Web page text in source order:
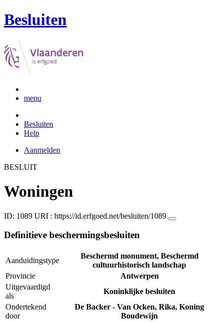
Besluiten
menu
Besluiten
Help
Aanmelden
BESLUIT
Woningen
ID: 1089 URI : https://id.erfgoed.net/besluiten/1089
Definitieve beschermingsbesluiten
Aanduidingstype
Beschermd monument, Beschermd
cultuurhistorisch landschap
Provincie
Antwerpen
Uitgevaardigd
als
Koninklijke besluiten
Ondertekend
door
De Backer - Van Ocken, Rika, Koning
Boudewijn